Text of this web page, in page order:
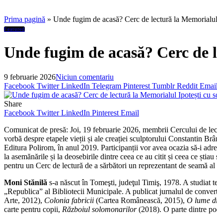
Prima pagină » Unde fugim de acasă? Cerc de lectură la
Featured
Unde fugim de acasă? Cerc
9 februarie 2026Niciun comentariu
Facebook Twitter LinkedIn Telegram Pinterest Tumblr Reddit Email
Share
Facebook Twitter LinkedIn Pinterest Email
Comunicat de presă: Joi, 19 februarie 2026, membrii Cercului de
vorbă despre etapele vieții și ale creației sculptorului Constantin
Editura Polirom, în anul 2019. Participanții vor avea ocazia să-i
la asemănările și la deosebirile dintre ceea ce au citit și ceea ce
pentru un Cerc de lectură de a sărbători un reprezentant de seamă
Moni Stănilă s-a născut în Tomeşti, judeţul Timiş, 1978. A
„Republica” al Bibliotecii Municipale. A publicat jurnalul de
Arte, 2012), Colonia fabricii (Cartea Românească, 2015), O lume
carte pentru copii, Războiul solomonarilor(2018). O parte dintre